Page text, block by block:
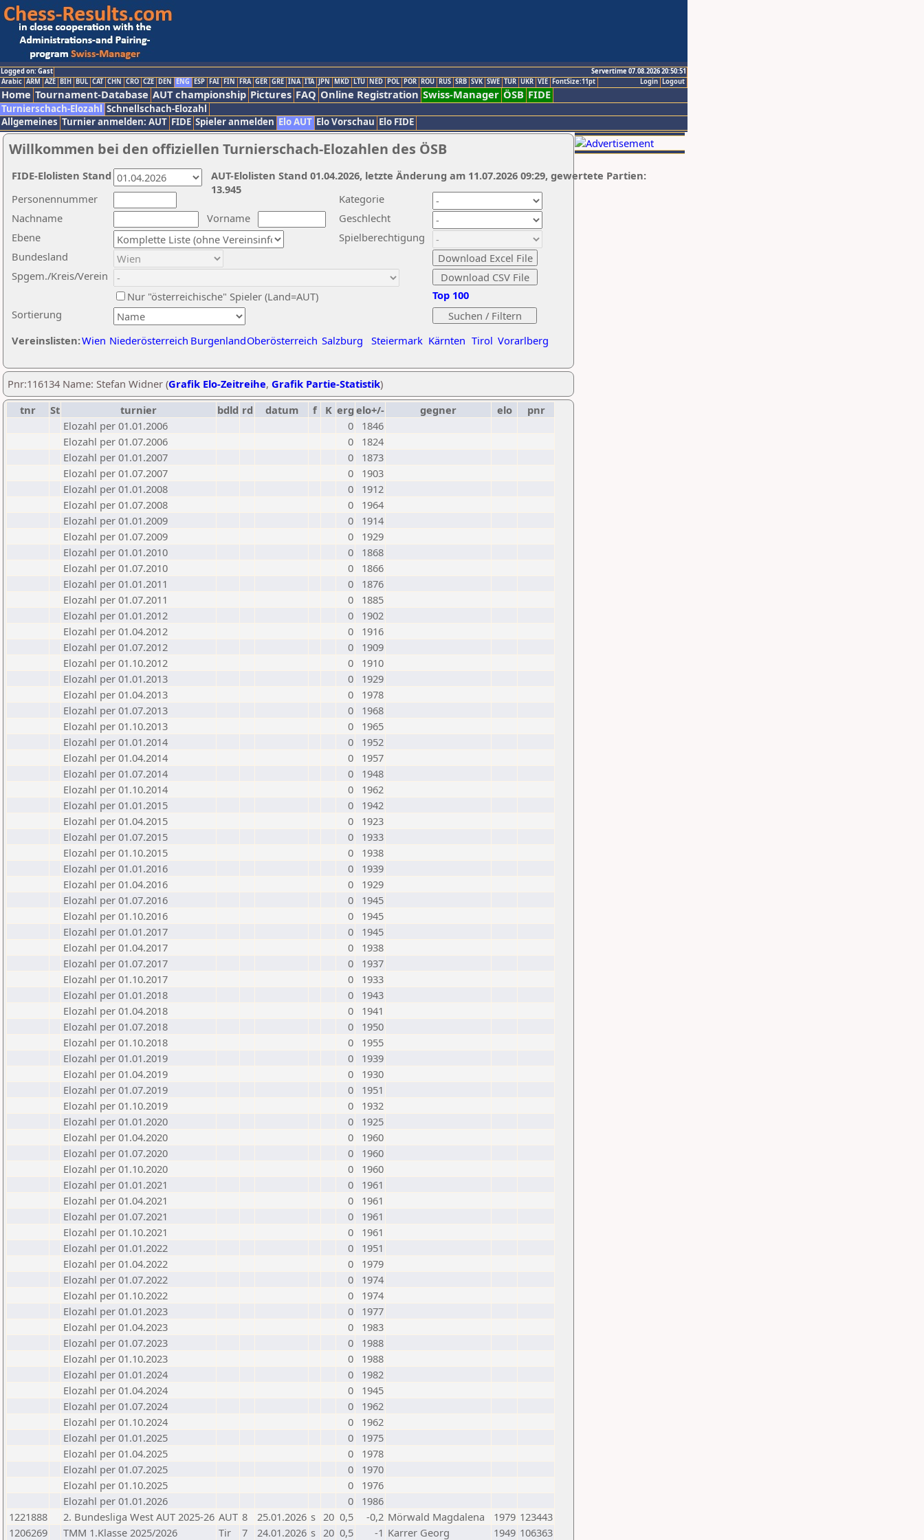
Logged on: Gast
Servertime 07.08.2026 20:50:51
Logout
Login
Arabic ARM AZE BIH BUL CAT CHN CRO CZE DEN ENG ESP FAI FIN FRA GER GRE INA ITA JPN MKD LTU NED POL POR ROU RUS SRB SVK SWE TUR UKR VIE FontSize:11pt
Home Tournament-Database AUT championship Pictures FAQ Online Registration Swiss-Manager ÖSB FIDE
Turnierschach-Elozahl Schnellschach-Elozahl
Allgemeines Turnier anmelden: AUT FIDE Spieler anmelden Elo AUT Elo Vorschau Elo FIDE
Willkommen bei den offiziellen Turnierschach-Elozahlen des ÖSB
Nachname
Vorname
Ebene
Kategorie
Sortierung
Personennummer
Bundesland
Spgem./Kreis/Verein
Geschlecht
Nur "österreichische" Spieler (Land=AUT)
Spielberechtigung
Vereinslisten:Wien Niederösterreich BurgenlandOberösterreich Salzburg Steiermark Kärnten Tirol Vorarlberg
Top 100
AUT-Elolisten Stand 01.04.2026, letzte Änderung am 11.07.2026 09:29, gewertete Partien:
13.945
FIDE-Elolisten Stand
Pnr:116134 Name: Stefan Widner (Grafik Elo-Zeitreihe, Grafik Partie-Statistik)
tnr
St turnier bdld rd datum f K erg elo+/- gegner elo
pnr
Elozahl per 01.01.2006
0
1846
Elozahl per 01.07.2006
0
1824
Elozahl per 01.01.2007
0
1873
Elozahl per 01.07.2007
0
1903
Elozahl per 01.01.2008
0
1912
Elozahl per 01.07.2008
0
1964
Elozahl per 01.01.2009
0
1914
Elozahl per 01.07.2009
0
1929
Elozahl per 01.01.2010
0
1868
Elozahl per 01.07.2010
0
1866
Elozahl per 01.01.2011
0
1876
Elozahl per 01.07.2011
0
1885
Elozahl per 01.01.2012
0
1902
Elozahl per 01.04.2012
0
1916
Elozahl per 01.07.2012
0
1909
Elozahl per 01.10.2012
0
1910
Elozahl per 01.01.2013
0
1929
Elozahl per 01.04.2013
0
1978
Elozahl per 01.07.2013
0
1968
Elozahl per 01.10.2013
0
1965
Elozahl per 01.01.2014
0
1952
Elozahl per 01.04.2014
0
1957
Elozahl per 01.07.2014
0
1948
Elozahl per 01.10.2014
0
1962
Elozahl per 01.01.2015
0
1942
Elozahl per 01.04.2015
0
1923
Elozahl per 01.07.2015
0
1933
Elozahl per 01.10.2015
0
1938
Elozahl per 01.01.2016
0
1939
Elozahl per 01.04.2016
0
1929
Elozahl per 01.07.2016
0
1945
Elozahl per 01.10.2016
0
1945
Elozahl per 01.01.2017
0
1945
Elozahl per 01.04.2017
0
1938
Elozahl per 01.07.2017
0
1937
Elozahl per 01.10.2017
0
1933
Elozahl per 01.01.2018
0
1943
Elozahl per 01.04.2018
0
1941
Elozahl per 01.07.2018
0
1950
Elozahl per 01.10.2018
0
1955
Elozahl per 01.01.2019
0
1939
Elozahl per 01.04.2019
0
1930
Elozahl per 01.07.2019
0
1951
Elozahl per 01.10.2019
0
1932
Elozahl per 01.01.2020
0
1925
Elozahl per 01.04.2020
0
1960
Elozahl per 01.07.2020
0
1960
Elozahl per 01.10.2020
0
1960
Elozahl per 01.01.2021
0
1961
Elozahl per 01.04.2021
0
1961
Elozahl per 01.07.2021
0
1961
Elozahl per 01.10.2021
0
1961
Elozahl per 01.01.2022
0
1951
Elozahl per 01.04.2022
0
1979
Elozahl per 01.07.2022
0
1974
Elozahl per 01.10.2022
0
1974
Elozahl per 01.01.2023
0
1977
Elozahl per 01.04.2023
0
1983
Elozahl per 01.07.2023
0
1988
Elozahl per 01.10.2023
0
1988
Elozahl per 01.01.2024
0
1982
Elozahl per 01.04.2024
0
1945
Elozahl per 01.07.2024
0
1962
Elozahl per 01.10.2024
0
1962
Elozahl per 01.01.2025
0
1975
Elozahl per 01.04.2025
0
1978
Elozahl per 01.07.2025
0
1970
Elozahl per 01.10.2025
0
1976
Elozahl per 01.01.2026
0
1986
1221888
2. Bundesliga West AUT 2025-26 AUT 8 25.01.2026 s 20 0,5 -0,2 Mörwald Magdalena 1979 123443
1206269
TMM 1.Klasse 2025/2026 Tir 7 24.01.2026 s 20 0,5 -1 Karrer Georg 1949 106363